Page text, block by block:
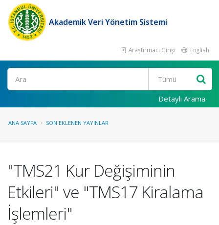
Akademik Veri Yönetim Sistemi
Araştırmacı Girişi English
Ara
Detaylı Arama
ANA SAYFA SON EKLENEN YAYINLAR
"TMS21 Kur Değişiminin
Etkileri" ve "TMS17 Kiralama
İşlemleri"